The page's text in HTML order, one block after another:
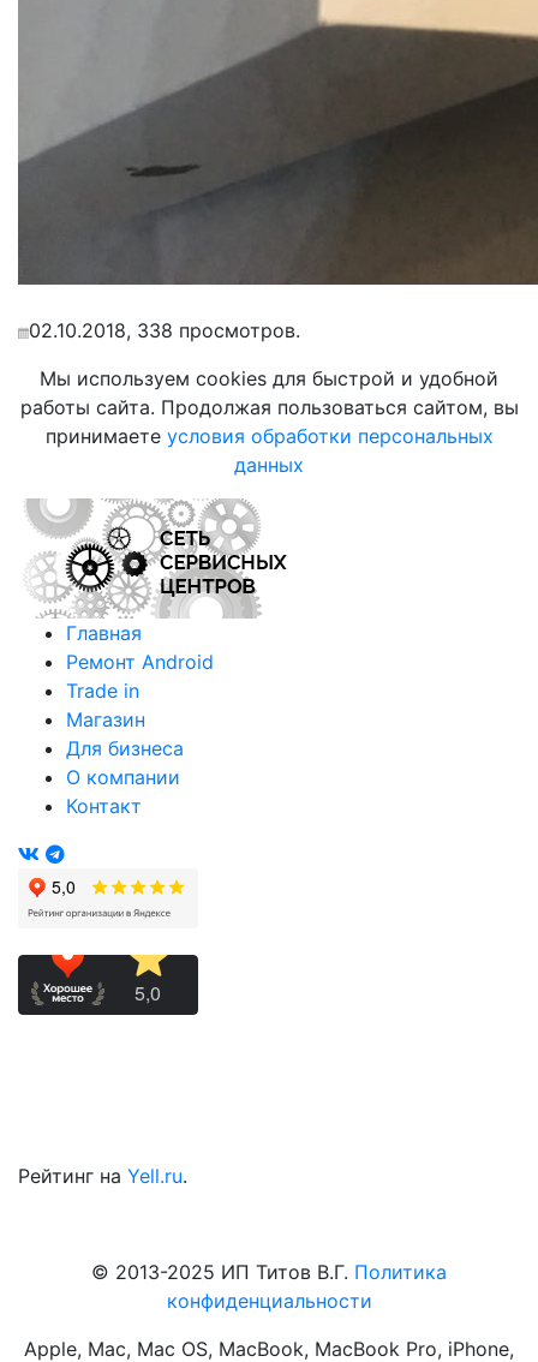
02.10.2018, 338 просмотров.
Мы используем cookies для быстрой и удобной
работы сайта. Продолжая пользоваться сайтом, вы
принимаете условия обработки персональных
данных
Главная
Ремонт Android
Trade in
Магазин
Для бизнеса
О компании
Контакт
Рейтинг на Yell.ru.
© 2013-2025 ИП Титов В.Г. Политика
конфиденциальности
Apple, Mac, Mac OS, MacBook, MacBook Pro, iPhone,